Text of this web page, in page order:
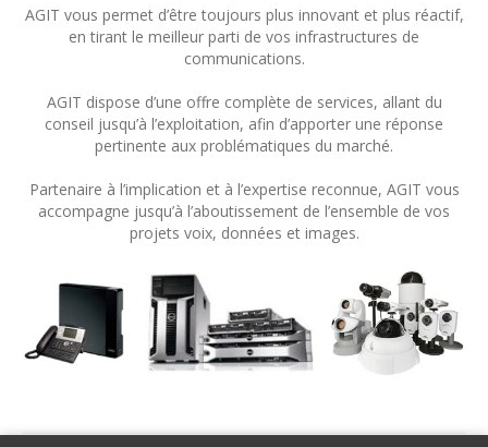
AGIT vous permet d’être toujours plus innovant et plus réactif,
en tirant le meilleur parti de vos infrastructures de
communications.
AGIT dispose d’une offre complète de services, allant du
conseil jusqu’à l’exploitation, afin d’apporter une réponse
pertinente aux problématiques du marché.
Partenaire à l’implication et à l’expertise reconnue, AGIT vous
accompagne jusqu’à l’aboutissement de l’ensemble de vos
projets voix, données et images.